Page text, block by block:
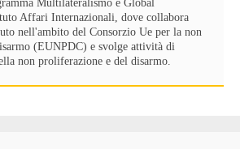
Multilateralismo e Global
Affari Internazionali, dove collabora
nell'ambito del Consorzio Ue per la non
(EUNPDC) e svolge attività di
non proliferazione e del disarmo.